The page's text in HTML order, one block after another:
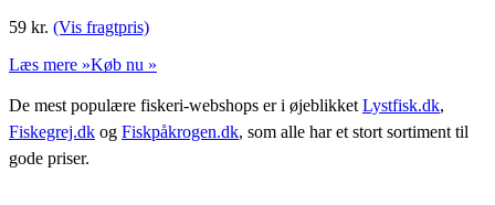
59 kr. (Vis fragtpris)
Læs mere »Køb nu »
De mest populære fiskeri-webshops er i øjeblikket Lystfisk.dk,
Fiskegrej.dk og Fiskpåkrogen.dk, som alle har et stort sortiment til
gode priser.